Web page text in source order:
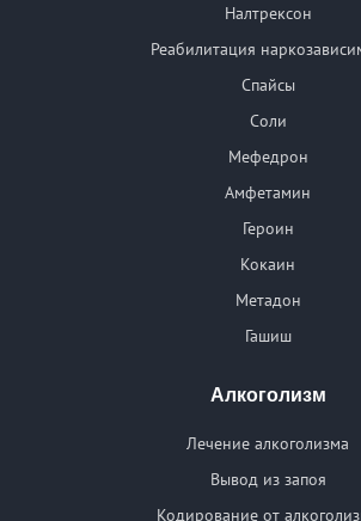
Налтрексон
Реабилитация
Спайсы
Соли
Мефедрон
Амфетамин
Героин
Кокаин
Метадон
Гашиш
Алкоголизм
Лечение алкоголизма
Вывод из запоя
Кодирование от